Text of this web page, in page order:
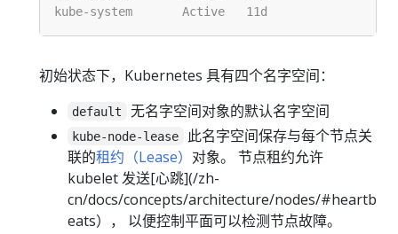
初始状态下，Kubernetes 具有四个名字空间：
default 无名字空间对象的默认名字空间
kube-node-lease
此名字空间保存与每个节点关
联的租约（Lease） 对象。 节点租约允许
kubelet 发送[心跳](/zh-
cn/docs/concepts/architecture/nodes/#heartb
eats）， 以便控制平面可以检测节点故障。